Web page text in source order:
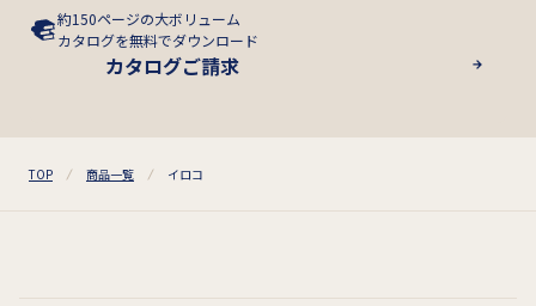
約150ページの大ボリューム
カタログを無料でダウンロード
カタログご請求
TOP 商品一覧 イロコ